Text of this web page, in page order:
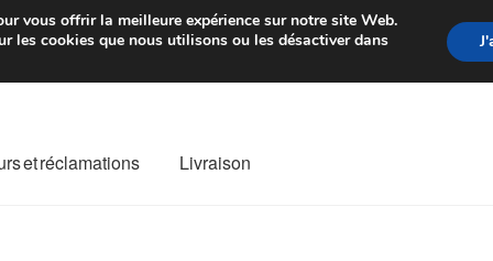
de 7 EUR Du lundi au
et réclamations Livraison
vous offrir la meilleure expérience sur notre site Web.
les cookies que nous utilisons ou les désactiver dans